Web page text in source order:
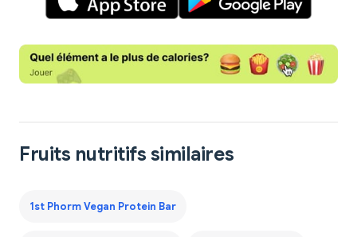
Fruits nutritifs similaires
1st Phorm Vegan Protein Bar